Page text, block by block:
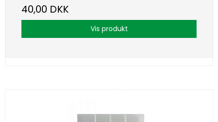
40,00 DKK
Vis produkt